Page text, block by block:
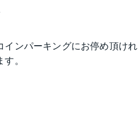
ンパーキングにお停め頂けれ